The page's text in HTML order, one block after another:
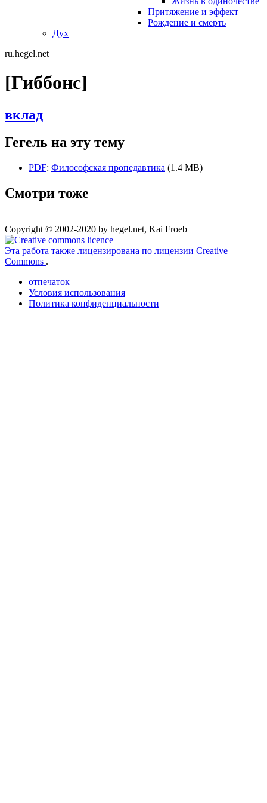
Притяжение и эффект
Рождение и смерть
Дух
ru.hegel.net
[Гиббонс]
вклад
Гегель на эту тему
PDF: Философская пропедавтика (1.4 MB)
Смотри тоже
Copyright © 2002-2020 by hegel.net, Kai Froeb
Эта работа также лицензирована по лицензии Creative
Commons .
отпечаток
Условия использования
Политика конфиденциальности